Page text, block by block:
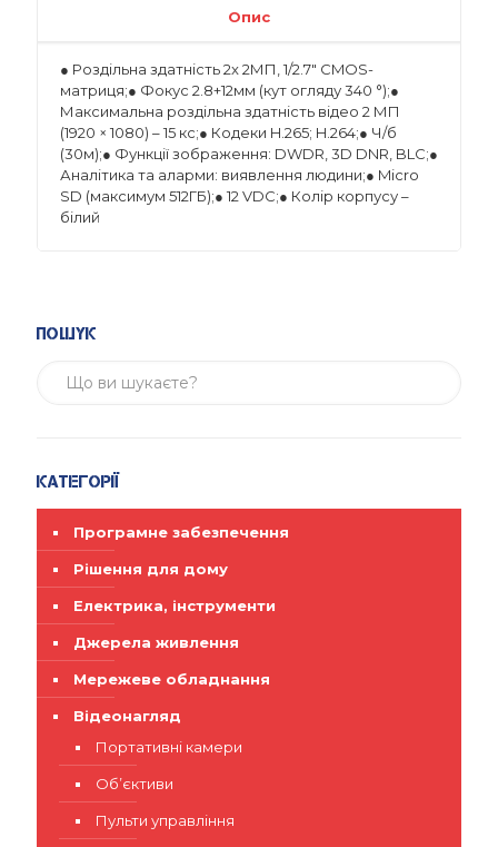
Опис
● Роздільна здатність 2x 2МП, 1/2.7″ CMOS-
матриця;● Фокус 2.8+12мм (кут огляду 340 °);●
Максимальна роздільна здатність відео 2 МП
(1920 × 1080) – 15 кс;● Кодеки H.265; H.264;● Ч/б
(30м);● Функції зображення: DWDR, 3D DNR, BLC;●
Аналітика та аларми: виявлення людини;● Micro
SD (максимум 512ГБ);● 12 VDC;● Колір корпусу –
білий
Пошук
Категорії
Програмне забезпечення
Рішення для дому
Електрика, інструменти
Джерела живлення
Мережеве обладнання
Відеонагляд
Портативні камери
Об’єктиви
Пульти управління